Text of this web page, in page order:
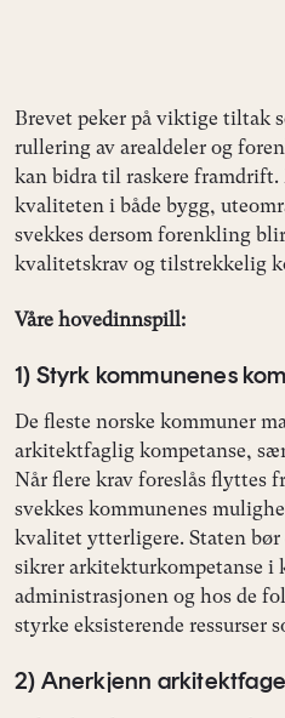
Brevet peker på viktige tiltak
rullering av arealdeler og
kan bidra til raskere
kvaliteten i både bygg,
svekkes dersom forenkling
kvalitetskrav og tilstrekkelig
Våre hovedinnspill:
1) Styrk kommunenes
De fleste norske kommuner
arkitektfaglig kompetanse,
Når flere krav foreslås flyttes
svekkes kommunenes
kvalitet ytterligere. Staten bør
sikrer arkitekturkompetanse i
administrasjonen og hos de
styrke eksisterende ressurser
2) Anerkjenn